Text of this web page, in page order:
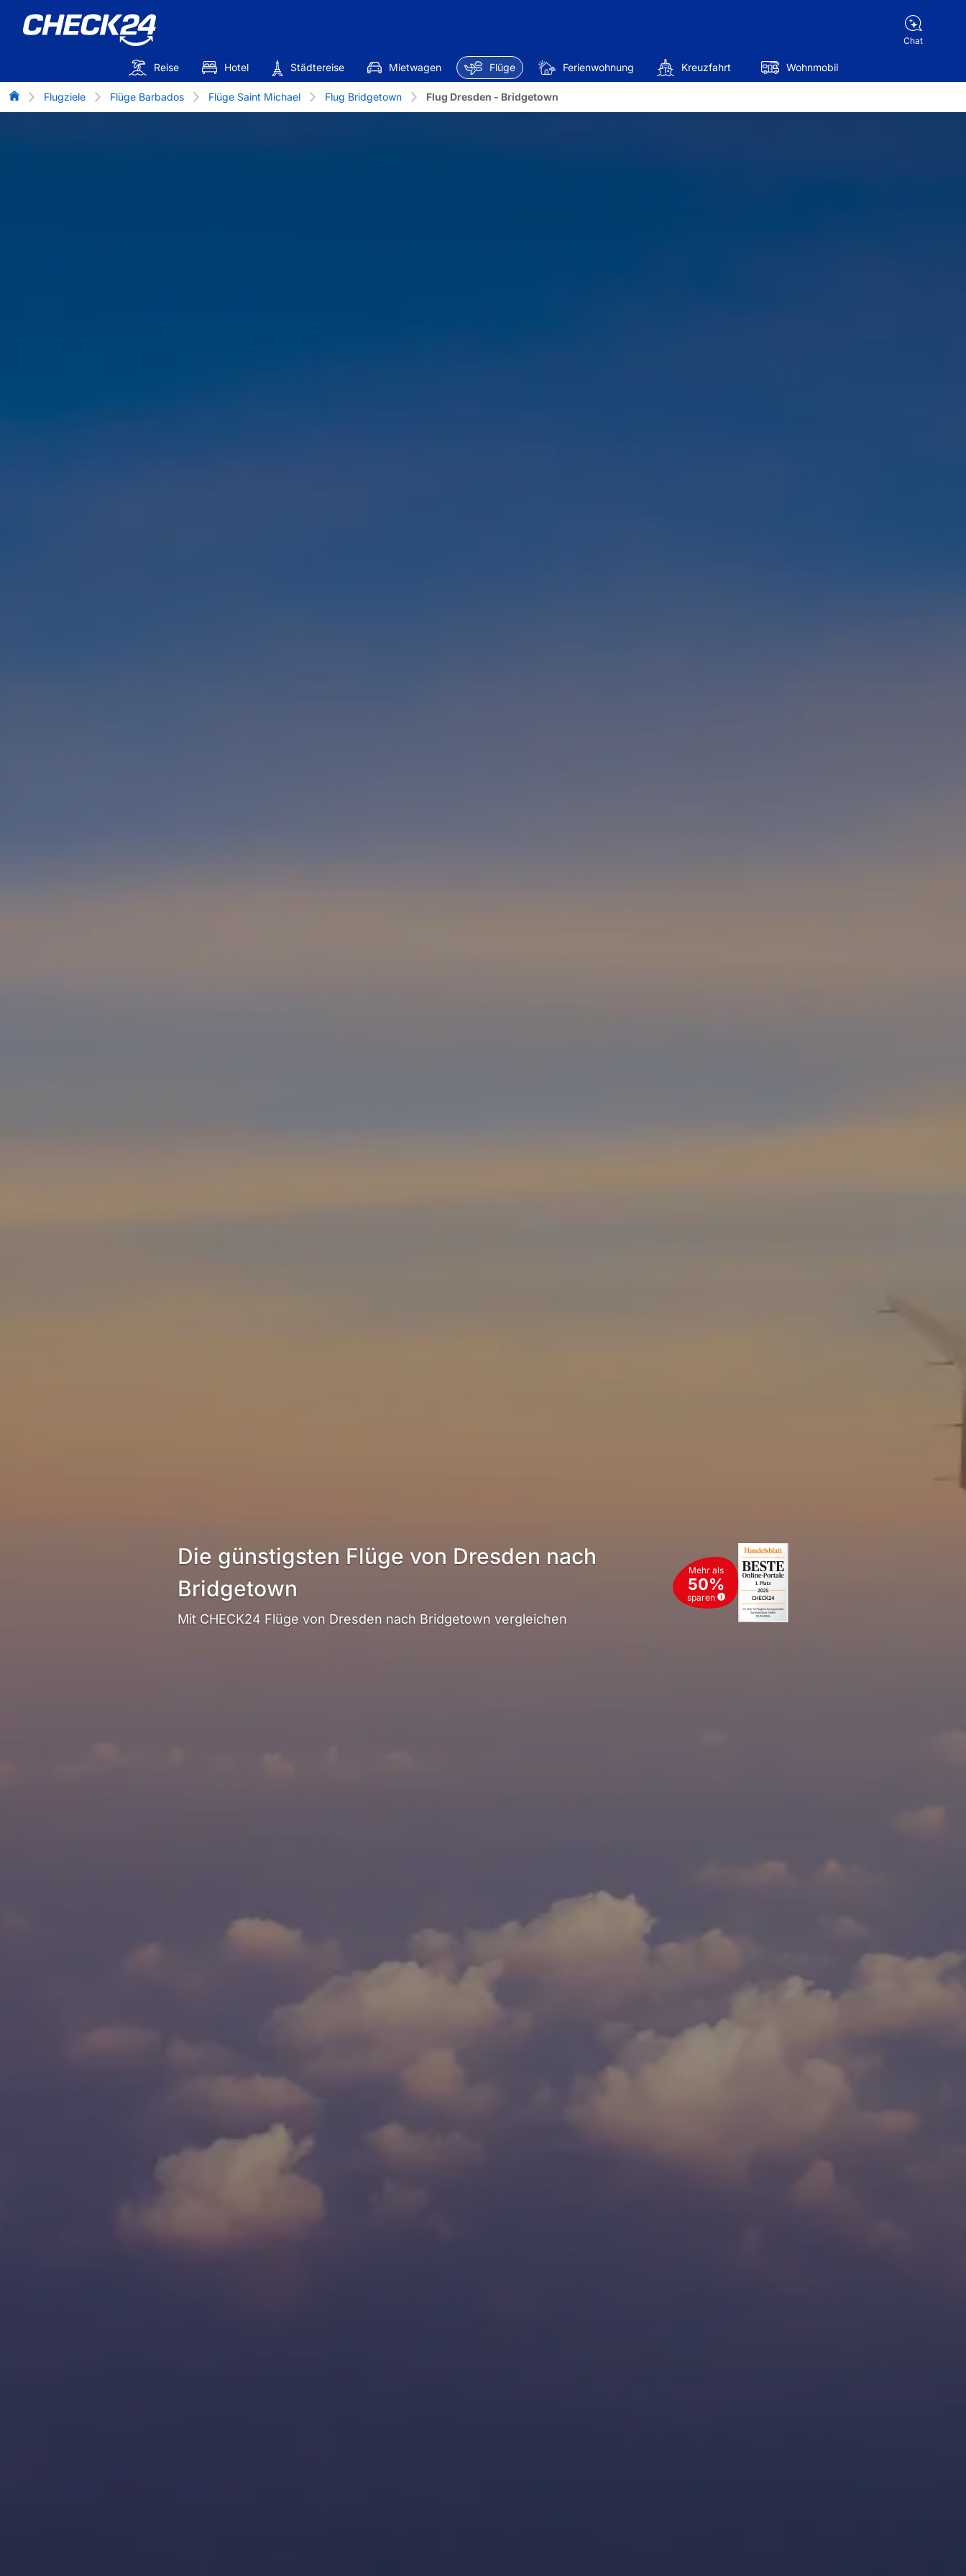
Chat
Reise Hotel Städtereise Mietwagen Flüge Ferienwohnung Kreuzfahrt Wohnmobil
Flug-Vergleich
Flugziele Flüge Barbados Flüge Saint Michael Flug Bridgetown Flug Dresden - Bridgetown
Die günstigsten Flüge von Dresden nach
Bridgetown
Mit CHECK24 Flüge von Dresden nach Bridgetown vergleichen
Mehr als
50%
sparen